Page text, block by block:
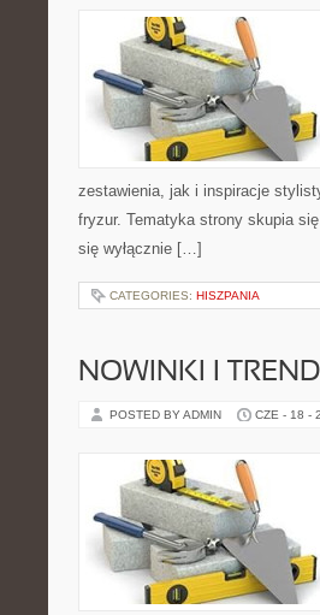
zestawienia, jak i inspiracje
fryzur. Tematyka strony skupia
się wyłącznie […]
CATEGORIES: HISZPANIA
NOWINKI I
POSTED BY ADMIN CZE - 18 -